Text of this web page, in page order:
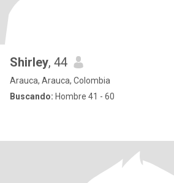
Shirley, 44
Arauca, Arauca, Colombia
Buscando: Hombre 41 - 60